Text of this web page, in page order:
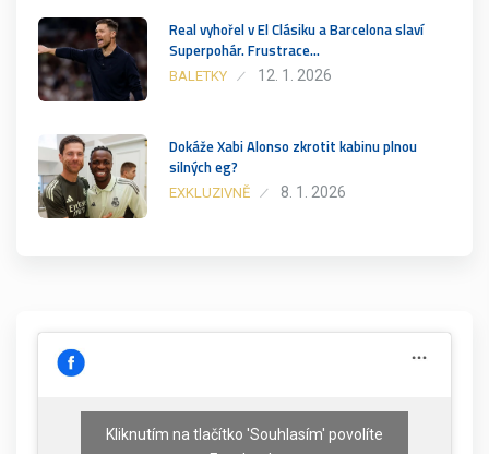
Real vyhořel v El Clásiku a Barcelona slaví
Superpohár. Frustrace…
BALETKY 12. 1. 2026
Dokáže Xabi Alonso zkrotit kabinu plnou
silných eg?
EXKLUZIVNĚ 8. 1. 2026
Kliknutím na tlačítko 'Souhlasím' povolíte